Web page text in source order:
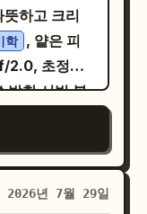
로 유지
마세요. 모
야 합니다.
케이크 콜아
단, 케이크 3
애니메이션 레
가치가 있
프리미엄
册(투자 유치
馆招商手册”;
조 슬로건
, 절제된 손
완벽하게 제
구조: 동일
을 갖춘 엄
을 사용하세
아이스크림
4개 전체가 하
로 읽혀야
대담하며 소
하고 크리
학 , 얕은 피
2.0, 초정밀
박한 서빙 볼,
테이블, 최
, 에디토리얼
명, 8K, HDR,
2026년 7월 29일